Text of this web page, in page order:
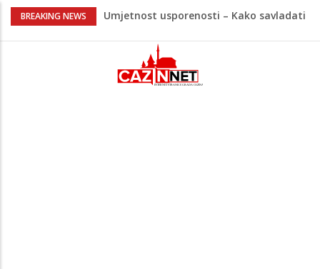
BREAKING NEWS
Umjetnost usporenosti – Kako savladati
Maloljetnik u policijskoj stanici napao
policajca i oštetio vrata
Razmišljate koji automobil kupiti? Nova